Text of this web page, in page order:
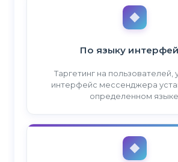
По языку
Таргетинг на пользователей,
интерфейс мессенджера
определенном